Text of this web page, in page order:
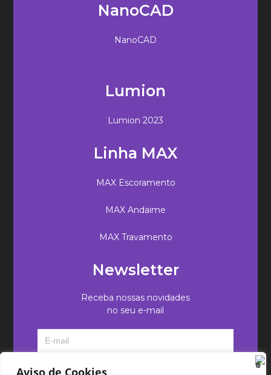
Aviso de Cookies
NanoCAD
NanoCAD
Lumion
Lumion 2023
Linha MAX
MAX Escoramento
MAX Andaime
MAX Travamento
Newsletter
Receba nossas novidades
no seu e-mail